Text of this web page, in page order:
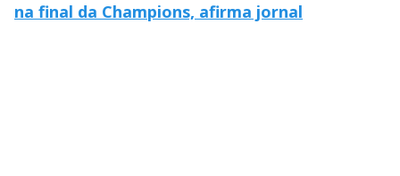
na final da Champions, afirma jornal